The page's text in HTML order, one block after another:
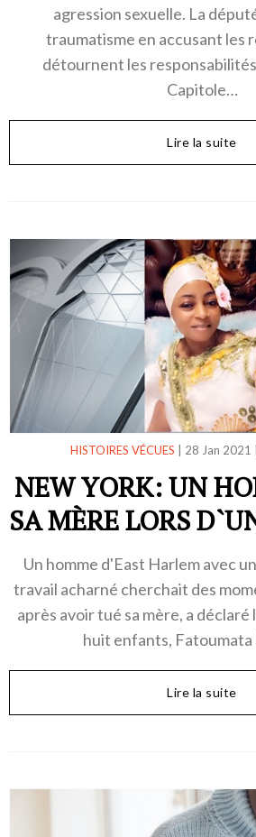
agression sexuelle. La
traumatisme en accusant les
détournent les
Capitole…
Lire la suite
HISTOIRES VÉCUES | 28 Jan 2021 |
NEW YORK: UN
SA MÈRE LORS
Un homme d'East Harlem avec
travail acharné cherchait des
après avoir tué sa mère, a déclaré
huit enfants,
Lire la suite